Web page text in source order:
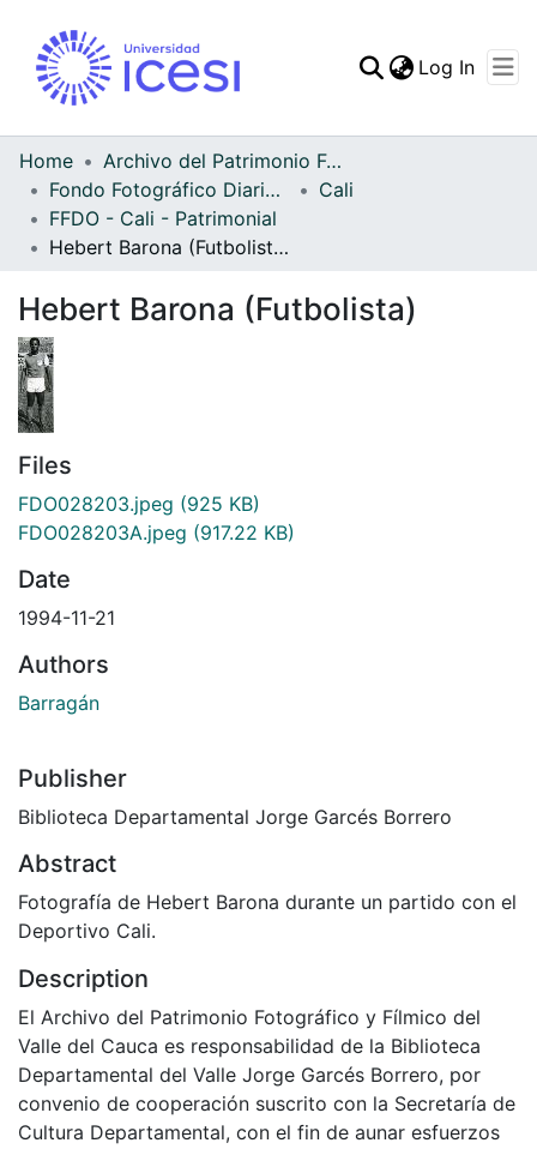
Statistics
Log In
Home
Archivo del Patrimonio Fotográfico y Fílmico del Valle del Cauca
Fondo Fotográfico Diario Occidente
Cali
FFDO - Cali - Patrimonial
Hebert Barona (Futbolista)
Hebert Barona (Futbolista)
Files
FDO028203.jpeg (925 KB)
FDO028203A.jpeg (917.22 KB)
Date
1994-11-21
Authors
Barragán
Publisher
Biblioteca Departamental Jorge Garcés Borrero
Abstract
Fotografía de Hebert Barona durante un partido con el
Deportivo Cali.
Description
El Archivo del Patrimonio Fotográfico y Fílmico del
Valle del Cauca es responsabilidad de la Biblioteca
Departamental del Valle Jorge Garcés Borrero, por
convenio de cooperación suscrito con la Secretaría de
Cultura Departamental, con el fin de aunar esfuerzos